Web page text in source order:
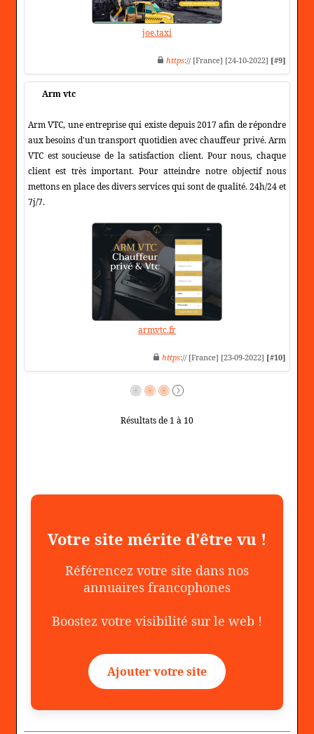
joe.taxi
https:// [France] [24-10-2022] [#9]
Arm vtc
Arm VTC, une entreprise qui existe depuis 2017 afin de répondre
aux besoins d'un transport quotidien avec chauffeur privé. Arm
VTC est soucieuse de la satisfaction client. Pour nous, chaque
client est très important. Pour atteindre notre objectif nous
mettons en place des divers services qui sont de qualité. 24h/24 et
7j/7.
armvtc.fr
https:// [France] [23-09-2022] [#10]
Résultats de 1 à 10
Votre site mérite d'être vu !
Référencez votre site dans nos
annuaires francophones
Boostez votre visibilité sur le web !
Ajouter votre site